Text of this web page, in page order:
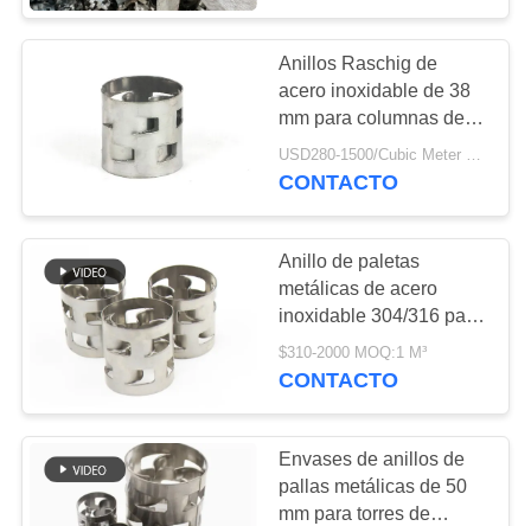
SOBRE
LA
FÁBRICA
CONTROL
CALIDAD
ÉNTRENOS
Embalaje
estructurado metal
80
Embalaje al azar del
metal
Anillos Raschig de
acero inoxidable de 38
mm para columnas de
destilación
USD280-1500/Cubic Meter MOQ:Metro cúbico 5
CONTACTO
Anillo de paletas
metálicas de acero
inoxidable 304/316 para
columnas de destilación
$310-2000 MOQ:1 M³
CONTACTO
Envases de anillos de
pallas metálicas de 50
mm para torres de